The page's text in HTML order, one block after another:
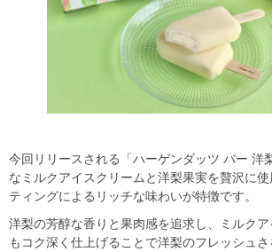
今回リリースされる「ハーゲンダッツ バー 洋
なミルクアイスクリームと洋梨果実を贅沢に
ティングによるリッチな味わいが特徴です。
洋梨の芳醇な香りと果肉感を追求し、ミルク
もコク深く仕上げることで洋梨のフレッシュさ